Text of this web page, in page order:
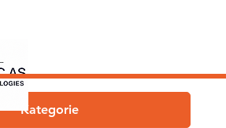
Kategorie